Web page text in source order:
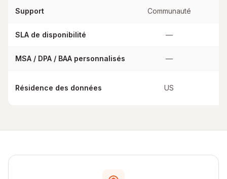
Support Communauté
SLA de disponibilité —
MSA / DPA / BAA personnalisés —
Résidence des données US